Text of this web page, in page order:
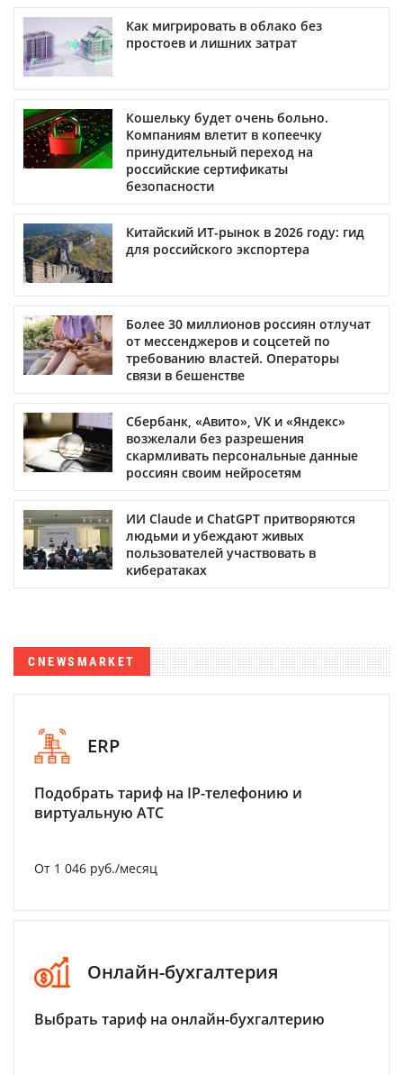
Как мигрировать в облако без
простоев и лишних затрат
Кошельку будет очень больно.
Компаниям влетит в копеечку
принудительный переход на
российские сертификаты
безопасности
Китайский ИТ-рынок в 2026 году: гид
для российского экспортера
Более 30 миллионов россиян отлучат
от мессенджеров и соцсетей по
требованию властей. Операторы
связи в бешенстве
Сбербанк, «Авито», VK и «Яндекс»
возжелали без разрешения
скармливать персональные данные
россиян своим нейросетям
ИИ Claude и ChatGPT притворяются
людьми и убеждают живых
пользователей участвовать в
кибератаках
CNEWSMARKET
ERP
Подобрать тариф на IP-телефонию и
виртуальную АТС
От 1 046 руб./месяц
Онлайн-бухгалтерия
Выбрать тариф на онлайн-бухгалтерию